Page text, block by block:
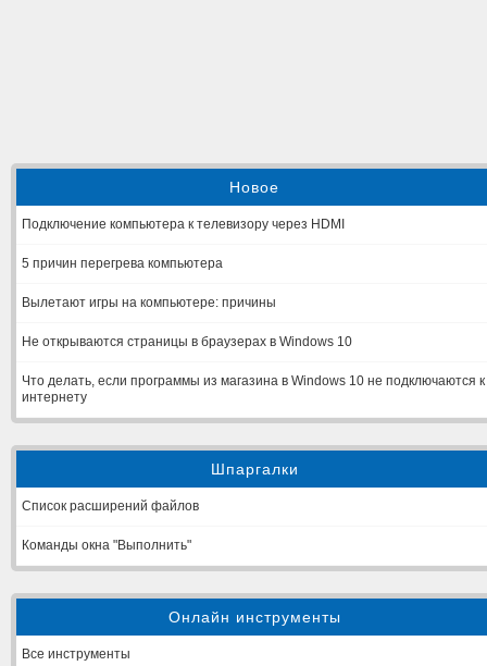
Новое
Подключение компьютера к телевизору через HDMI
5 причин перегрева компьютера
Вылетают игры на компьютере: причины
Не открываются страницы в браузерах в Windows 10
Что делать, если программы из магазина в Windows 10 не подключаются к
интернету
Шпаргалки
Список расширений файлов
Команды окна "Выполнить"
Онлайн инструменты
Все инструменты